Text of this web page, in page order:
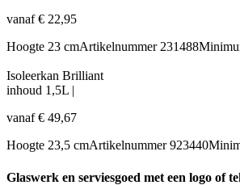
vanaf€ 22,95
Hoogte 23 cmArtikelnummer 231488
Isoleerkan Brilliant
inhoud 1,5L |
vanaf€ 49,67
Hoogte 23,5 cmArtikelnummer923440
Glaswerk en serviesgoed met een logo of